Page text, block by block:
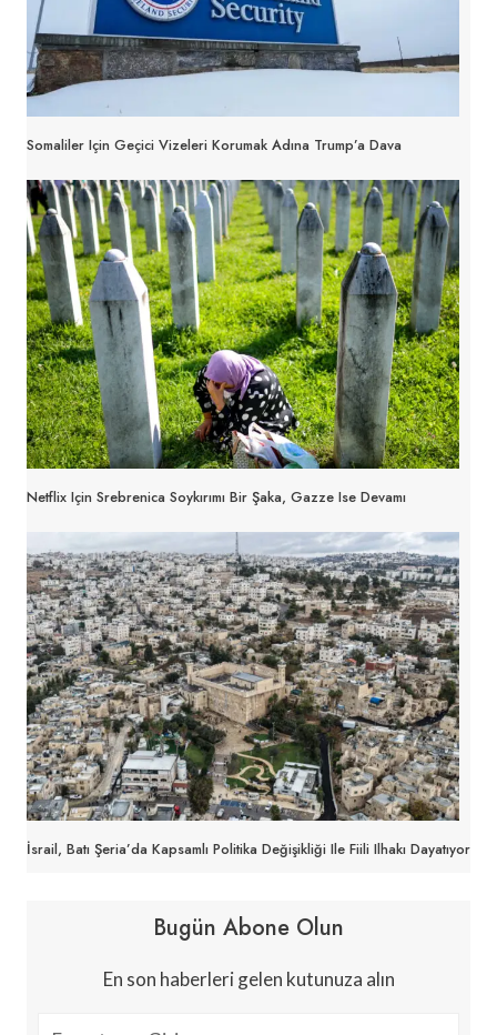
Somaliler Için Geçici Vizeleri Korumak Adına Trump’a Dava
Netflix Için Srebrenica Soykırımı Bir Şaka, Gazze Ise Devamı
İsrail, Batı Şeria’da Kapsamlı Politika Değişikliği Ile Fiili Ilhakı Dayatıyor
Bugün Abone Olun
En son haberleri gelen kutunuza alın